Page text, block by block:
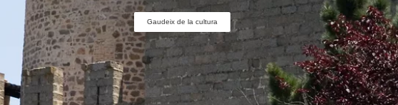
Gaudeix de la cultura